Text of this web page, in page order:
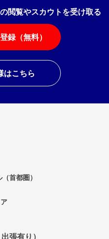
閲覧やスカウトを受け取る
録（無料）
はこちら
首都圏）
張有り）